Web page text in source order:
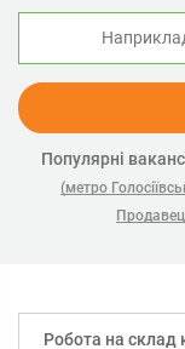
Популярні
(метро
Робота на склад